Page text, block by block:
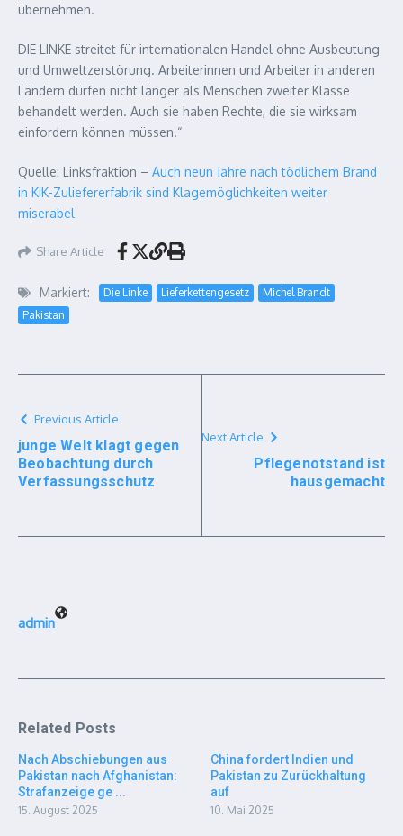
übernehmen.
DIE LINKE streitet für internationalen Handel ohne Ausbeutung
und Umweltzerstörung. Arbeiterinnen und Arbeiter in anderen
Ländern dürfen nicht länger als Menschen zweiter Klasse
behandelt werden. Auch sie haben Rechte, die sie wirksam
einfordern können müssen.“
Quelle: Linksfraktion – Auch neun Jahre nach tödlichem Brand
in KiK-Zuliefererfabrik sind Klagemöglichkeiten weiter
miserabel
Share Article
Markiert: Die Linke Lieferkettengesetz
Michel Brandt
Pakistan
Previous Article
junge Welt klagt gegen
Beobachtung durch
Verfassungsschutz
Next Article
Pflegenotstand ist
hausgemacht
admin
Related Posts
Nach Abschiebungen aus
Pakistan nach Afghanistan:
Strafanzeige ge ...
15. August 2025
China fordert Indien und
Pakistan zu Zurückhaltung
auf
10. Mai 2025